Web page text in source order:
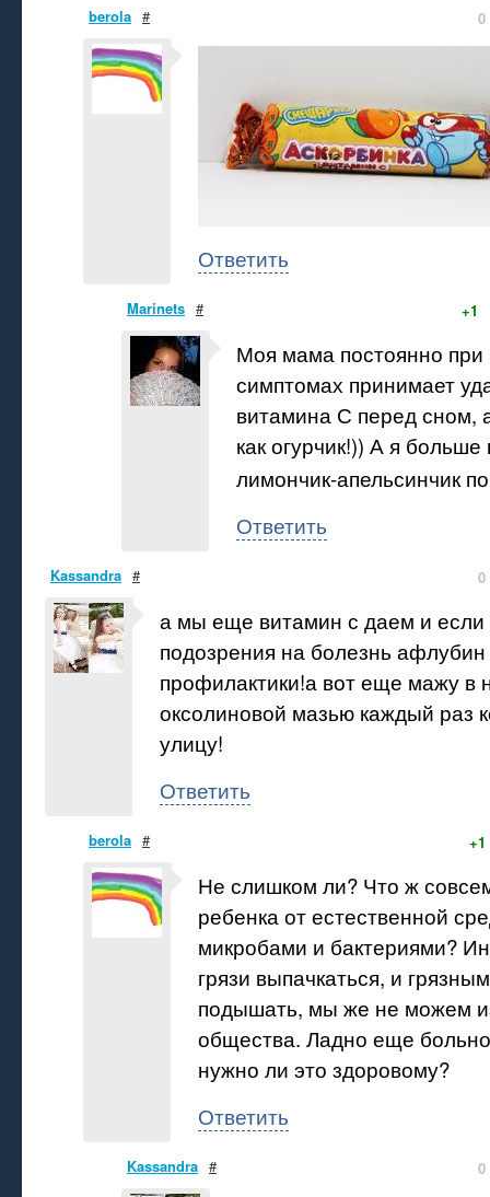
berola # 0
Ответить
Marinets # +1
Моя мама постоянно при
симптомах принимает
витамина С перед сном,
как огурчик!)) А я
лимончик-апельсинчик
Ответить
Kassandra # 0
а мы еще витамин с даем и если
подозрения на болезнь
профилактики!а вот еще мажу в
оксолиновой мазью каждый раз
улицу!
Ответить
berola # +1
Не слишком ли? Что ж
ребенка от естественной
микробами и бактериями?
грязи выпачкаться, и
подышать, мы же не можем
общества. Ладно еще
нужно ли это здоровому?
Ответить
Kassandra # 0